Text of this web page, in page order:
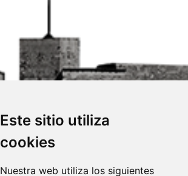
Este sitio utiliza
cookies
Nuestra web utiliza los siguientes